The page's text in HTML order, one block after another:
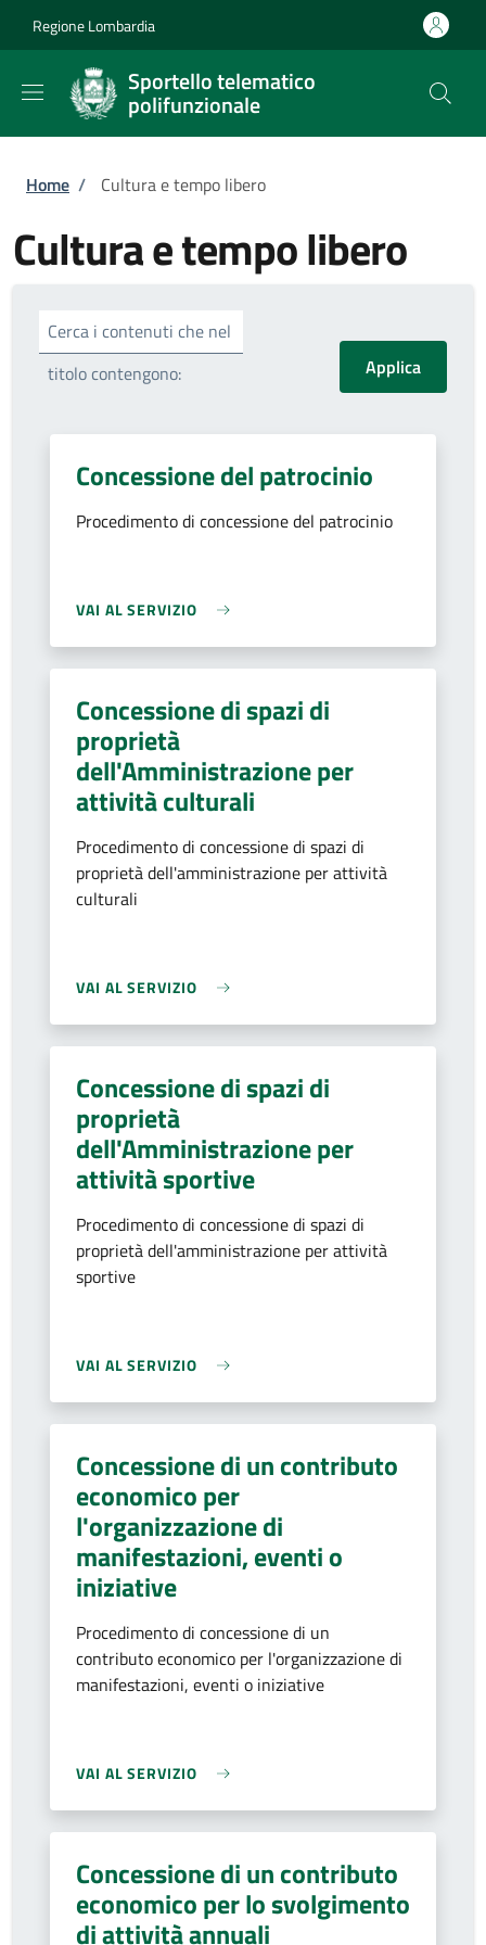
Regione Lombardia
Sportello telematico
polifunzionale
Briciole di pane
Home / Cultura e tempo libero
Cultura e tempo libero
Cerca i contenuti che nel
titolo contengono:
Concessione del patrocinio
Procedimento di concessione del patrocinio
VAI AL SERVIZIO
Concessione di spazi di
proprietà
dell'Amministrazione per
attività culturali
Procedimento di concessione di spazi di
proprietà dell'amministrazione per attività
culturali
VAI AL SERVIZIO
Concessione di spazi di
proprietà
dell'Amministrazione per
attività sportive
Procedimento di concessione di spazi di
proprietà dell'amministrazione per attività
sportive
VAI AL SERVIZIO
Concessione di un contributo
economico per
l'organizzazione di
manifestazioni, eventi o
iniziative
Procedimento di concessione di un
contributo economico per l'organizzazione di
manifestazioni, eventi o iniziative
VAI AL SERVIZIO
Concessione di un contributo
economico per lo svolgimento
di attività annuali